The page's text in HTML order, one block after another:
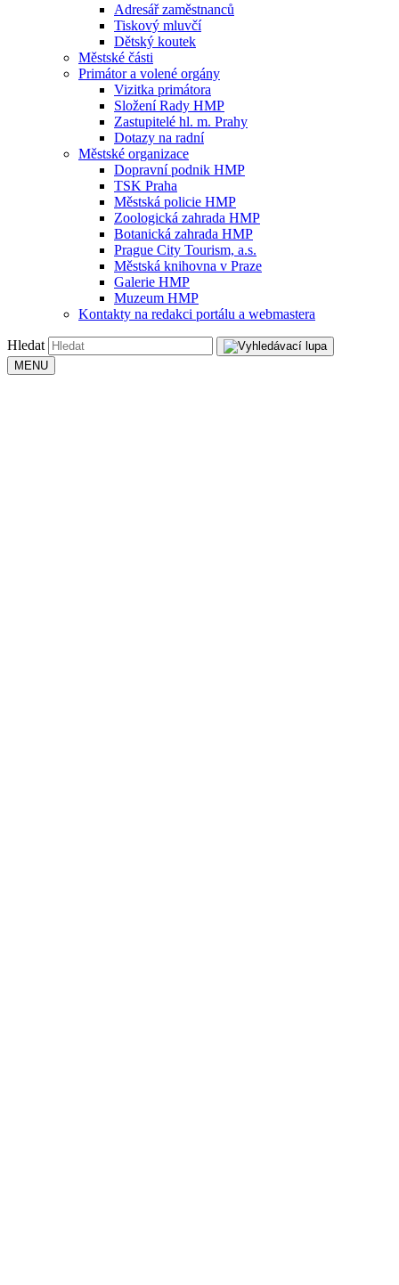
Adresář zaměstnanců
Tiskový mluvčí
Dětský koutek
Městské části
Primátor a volené orgány
Vizitka primátora
Složení Rady HMP
Zastupitelé hl. m. Prahy
Dotazy na radní
Městské organizace
Dopravní podnik HMP
TSK Praha
Městská policie HMP
Zoologická zahrada HMP
Botanická zahrada HMP
Prague City Tourism, a.s.
Městská knihovna v Praze
Galerie HMP
Muzeum HMP
Kontakty na redakci portálu a webmastera
Hledat
MENU